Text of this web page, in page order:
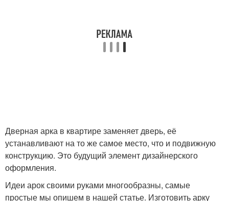
Дверная арка в квартире заменяет дверь, её
устанавливают на то же самое место, что и подвижную
конструкцию. Это будущий элемент дизайнерского
оформления.
Идеи арок своими руками многообразны, самые
простые мы опишем в нашей статье. Изготовить арку